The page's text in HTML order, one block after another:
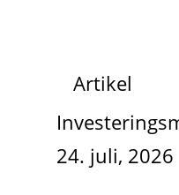
Artikel
24. juli, 2026